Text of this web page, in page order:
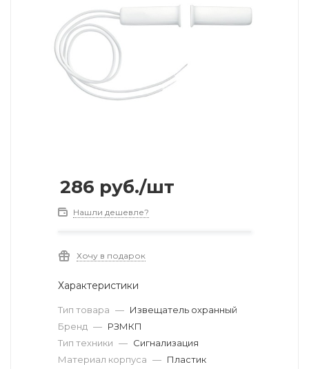
286 руб./шт
Нашли дешевле?
Хочу в подарок
Характеристики
Тип товара — Извещатель охранный
Бренд — РЗМКП
Тип техники — Сигнализация
Материал корпуса — Пластик